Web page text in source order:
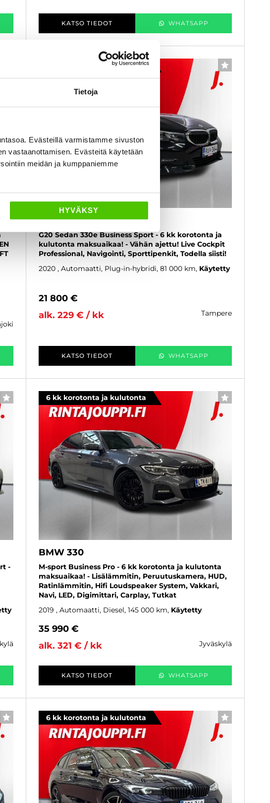
Tietoja
Evästeillä varmistamme sivuston
vastaanottamisen. Evästeitä käytetään
meidän ja kumppaniemme
HYVÄKSY
KATSO TIEDOT WHATSAPP
6 kk korotonta ja kulutonta SUOSIKKI
BMW 330
G20 Sedan 330e Business Sport - 6 kk korotonta ja
kulutonta maksuaikaa! - Vähän ajettu! Live Cockpit
Professional, Navigointi, Sporttipenkit, Todella siisti!
2020 , Automaatti, Plug-in-hybridi, 81 000 km Käytetty
21 800 €
alk. 229 € / kk
tampere
KATSO TIEDOT WHATSAPP
SUOSIKKI
-
6 kk korotonta ja kulutonta SUOSIKKI
BMW 330
M-sport Business Pro - 6 kk korotonta ja kulutonta
maksuaikaa! - Lisälämmitin, Peruutuskamera, HUD,
Ratinlämmitin, Hifi Loudspeaker System, Vakkari,
Navi, LED, Digimittari, Carplay, Tutkat
2019 , Automaatti, Diesel, 145 000 km Käytetty
35 990 €
alk. 321 € / kk
jyväskylä
KATSO TIEDOT WHATSAPP
SUOSIKKI 6 kk korotonta ja kulutonta SUOSIKKI